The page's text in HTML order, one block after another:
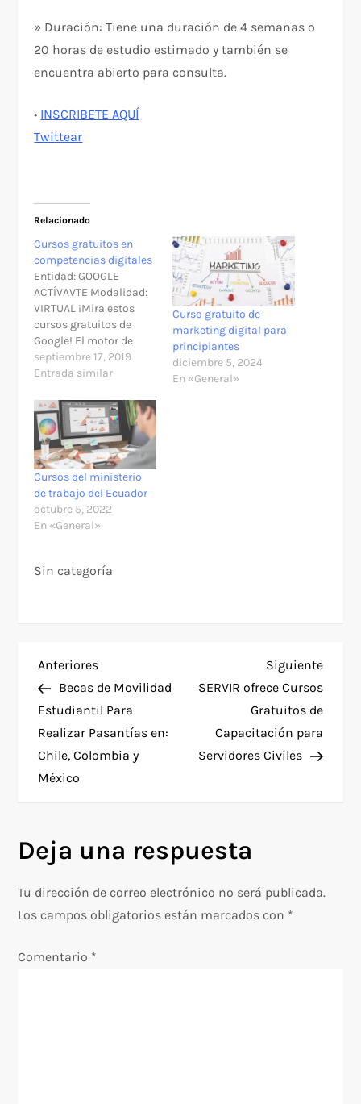
» Duración: Tiene una duración de 4 semanas o
20 horas de estudio estimado y también se
encuentra abierto para consulta.
• INSCRIBETE AQUÍ
Twittear
Relacionado
Cursos gratuitos en
competencias digitales
Entidad: GOOGLE
ACTÍVAVTE Modalidad:
VIRTUAL ¡Mira estos
cursos gratuitos de
Google! El motor de
búsquedas, Google,
para muchos es una
diaria. Sin embargo,
tiene otros productos
que deberías
aprovechar. Google
Actívate: Es una
iniciativa del gigante
tecnológico para la
formación de
en…
septiembre 17, 2019
Entrada similar
Curso gratuito de
marketing digital para
principiantes
diciembre 5, 2024
En «General»
Cursos del ministerio
de trabajo del Ecuador
octubre 5, 2022
En «General»
Sin categoría
N
a
v
e
a
c
Entrada
anterior
Anteriores
Becas de Movilidad
Estudiantil Para
Realizar Pasantías en:
Chile, Colombia y
México
Siguiente
SERVIR ofrece Cursos
Gratuitos de
Capacitación para
Servidores Civiles
Deja una respuesta
Tu dirección de correo electrónico no será publicada.
Los campos obligatorios están marcados con *
Comentario *